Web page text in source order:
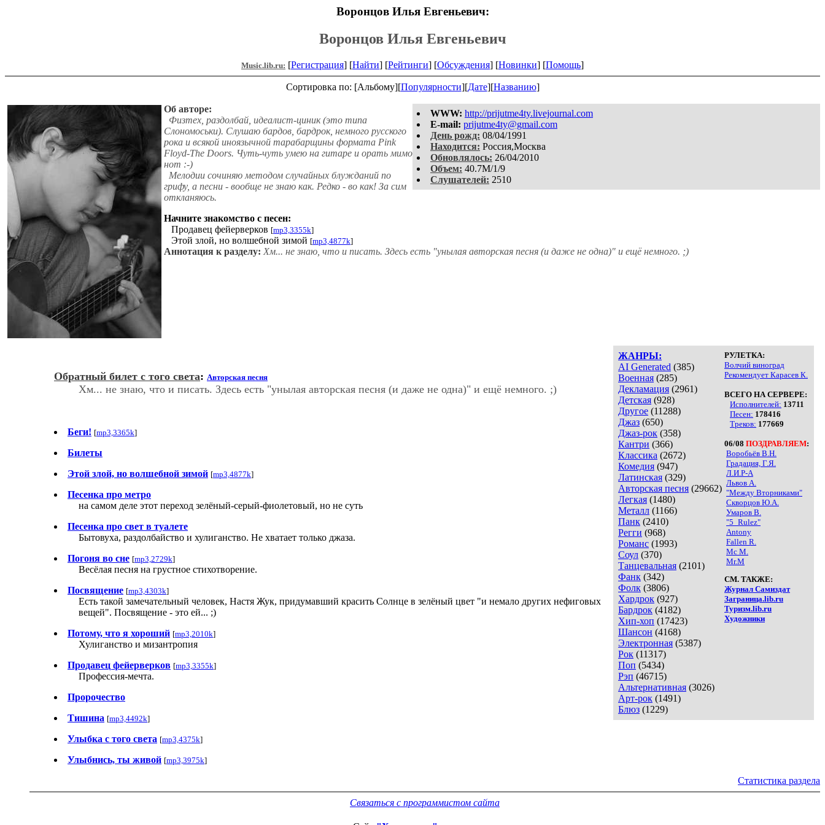
Воронцов Илья Евгеньевич:
Воронцов Илья Евгеньевич
Music.lib.ru: [Регистрация] [Найти] [Рейтинги] [Обсуждения] [Новинки] [Помощь]
Сортировка по: [Альбому][Популярности][Дате][Названию]
WWW: http://prijutme4ty.livejournal.com
E-mail: prijutme4ty@gmail.com
День рожд: 08/04/1991
Находится: Россия,Москва
Обновлялось: 26/04/2010
Объем: 40.7M/1/9
Слушателей: 2510
Об авторе:
Физтех, раздолбай, идеалист-циник (это типа
Слономоськи). Слушаю бардов, бардрок, немного русского
рока и всякой иноязычной тарабарщины формата Pink
Floyd-The Doors. Чуть-чуть умею на гитаре и орать мимо
нот :-)
Мелодии сочиняю методом случайных блужданий по
грифу, а песни - вообще не знаю как. Редко - во как! За сим
откланяюсь.
Начните знакомство с песен:
Продавец фейерверков [mp3,3355k]
Этой злой, но волшебной зимой [mp3,4877k]
Аннотация к разделу: Хм... не знаю, что и писать. Здесь есть "унылая авторская песня (и даже не одна)" и ещё немного. ;)
ЖАНРЫ:
AI Generated (385)
Военная (285)
Декламация (2961)
Детская (928)
Другое (11288)
Джаз (650)
Джаз-рок (358)
Кантри (366)
Классика (2672)
Комедия (947)
Латинская (329)
Авторская песня (29662)
Легкая (1480)
Металл (1166)
Панк (2410)
Регги (968)
Романс (1993)
Соул (370)
Танцевальная (2101)
Фанк (342)
Фолк (3806)
Хардрок (927)
Бардрок (4182)
Хип-хоп (17423)
Шансон (4168)
Электронная (5387)
Рок (11317)
Поп (5434)
Рэп (46715)
Альтернативная (3026)
Арт-рок (1491)
Блюз (1229)
РУЛЕТКА:
Волчий виноград
Рекомендует Карасев К.
ВСЕГО НА СЕРВЕРЕ:
Исполнителей: 13711
Песен: 178416
Треков: 177669
06/08 ПОЗДРАВЛЯЕМ:
Воробьёв В.Н.
Градация, Г.Я.
Л.И.Р-А
Львов А.
"Между Вторниками"
Скворцов Ю.А.
Умаров В.
"5_Rulez"
Antony
Fallen R.
Mc M.
Mr.M
СМ. ТАКЖЕ:
Журнал Самиздат
Заграница.lib.ru
Туризм.lib.ru
Художники
Обратный билет с того света: Авторская песня
Хм... не знаю, что и писать. Здесь есть "унылая авторская песня (и даже не одна)" и ещё немного. ;)
Беги! [mp3,3365k]
Билеты
Этой злой, но волшебной зимой [mp3,4877k]
Песенка про метро
на самом деле этот переход зелёный-серый-фиолетовый, но не суть
Песенка про свет в туалете
Бытовуха, раздолбайство и хулиганство. Не хватает только джаза.
Погоня во сне [mp3,2729k]
Весёлая песня на грустное стихотворение.
Посвящение [mp3,4303k]
Есть такой замечательный человек, Настя Жук, придумавший красить Солнце в зелёный цвет "и немало других нефиговых
вещей". Посвящение - это ей... ;)
Потому, что я хороший [mp3,2010k]
Хулиганство и мизантропия
Продавец фейерверков [mp3,3355k]
Профессия-мечта.
Пророчество
Тишина [mp3,4492k]
Улыбка с того света [mp3,4375k]
Улыбнись, ты живой [mp3,3975k]
Статистика раздела
Связаться с программистом сайта